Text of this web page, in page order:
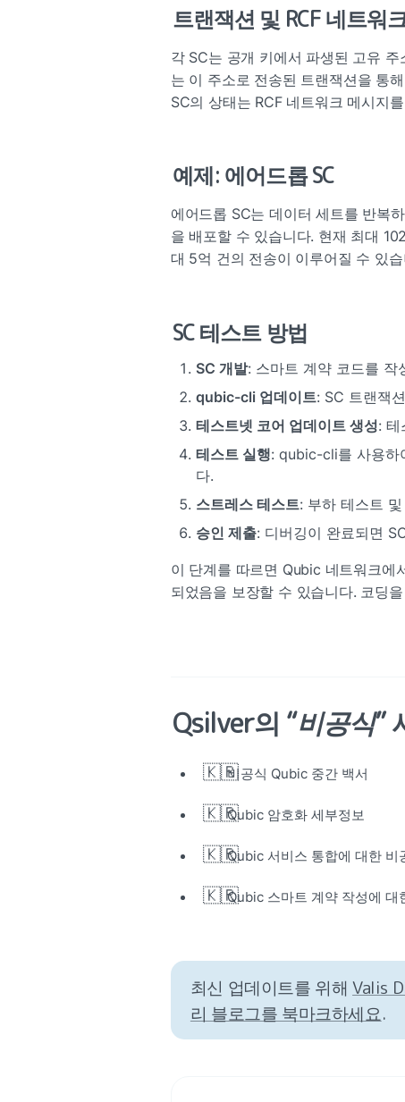
트랜잭션 및 RCF 네트워
각 SC는 공개 키에서 파생된 고유
는 이 주소로 전송된 트랜잭션을 통
SC의 상태는 RCF 네트워크 메시지
예제: 에어드롭 SC
에어드롭 SC는 데이터 세트를 반복
을 배포할 수 있습니다. 현재 최대
대 5억 건의 전송이 이루어질 수 있
SC 테스트 방법
SC 개발: 스마트 계약 코드를 작
qubic-cli 업데이트: SC 트랜잭
테스트넷 코어 업데이트 생성: 테
테스트 실행: qubic-cli를 사용하
다.
스트레스 테스트: 부하 테스트
승인 제출: 디버깅이 완료되면
이 단계를 따르면 Qubic 네트워크에
되었음을 보장할 수 있습니다. 코딩
Qsilver의 “비공식”
🇰🇷비공식 Qubic 중간 백서
🇰🇷Qubic 암호화 세부정보
🇰🇷Qubic 서비스 통합에 대한 비
🇰🇷Qubic 스마트 계약 작성에 대
최신 업데이트를 위해 Valis
리 블로그를 북마크하세요.